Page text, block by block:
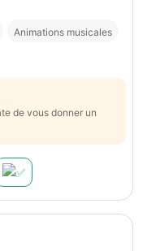
Animations musicales
de vous donner un